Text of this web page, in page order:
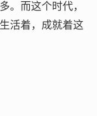
。而这个时代，
活着，成就着这